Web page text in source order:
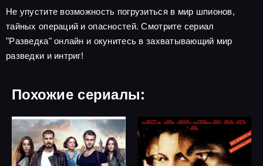
Не упустите возможность погрузиться в мир шпионов,
тайных операций и опасностей. Смотрите сериал
"Разведка" онлайн и окунитесь в захватывающий мир
разведки и интриг!
Похожие сериалы: